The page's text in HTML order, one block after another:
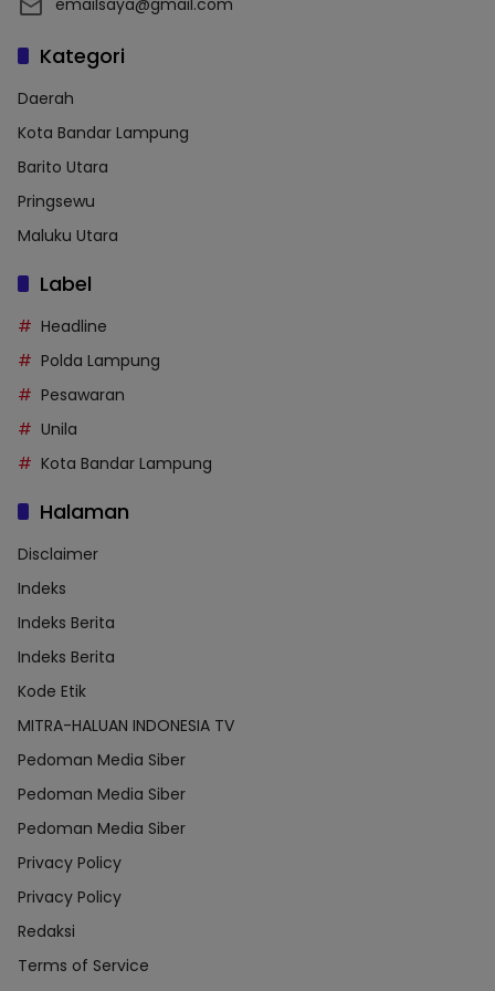
emailsaya@gmail.com
Kategori
Daerah
Kota Bandar Lampung
Barito Utara
Pringsewu
Maluku Utara
Label
Headline
Polda Lampung
Pesawaran
Unila
Kota Bandar Lampung
Halaman
Disclaimer
Indeks
Indeks Berita
Indeks Berita
Kode Etik
MITRA-HALUAN INDONESIA TV
Pedoman Media Siber
Pedoman Media Siber
Pedoman Media Siber
Privacy Policy
Privacy Policy
Redaksi
Terms of Service